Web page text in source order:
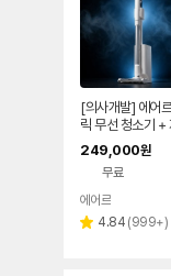
[의사개발] 에어
릭 무선 청소기 +
먼지비움
249,000원
무료
에어르
별 4.84 리
(999+)